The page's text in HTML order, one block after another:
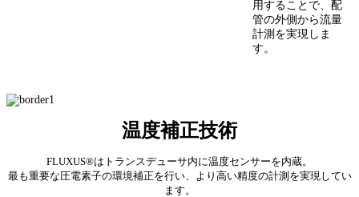
用することで、配
管の外側から流量
計測を実現しま
す。
温度補正技術
FLUXUS®はトランスデューサ内に温度センサーを内蔵。
最も重要な圧電素子の環境補正を行い、より高い精度の計測を実現してい
ます。